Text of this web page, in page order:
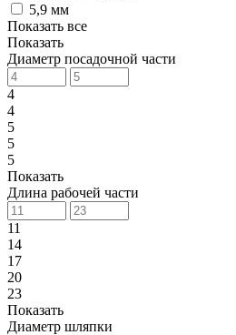
5,9 мм
Показать все
Показать
Диаметр посадочной части
4
4
5
5
5
Показать
Длина рабочей части
11
14
17
20
23
Показать
Диаметр шляпки